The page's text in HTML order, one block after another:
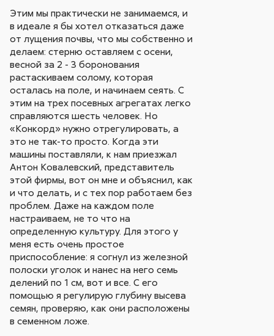
Этим мы практически не занимаемся, и
в идеале я бы хотел отказаться даже
от лущения почвы, что мы собственно и
делаем: стерню оставляем с осени,
весной за 2 - 3 боронования
растаскиваем солому, которая
осталась на поле, и начинаем сеять. С
этим на трех посевных агрегатах легко
справляются шесть человек. Но
«Конкорд» нужно отрегулировать, а
это не так-то просто. Когда эти
машины поставляли, к нам приезжал
Антон Ковалевский, представитель
этой фирмы, вот он мне и объяснил, как
и что делать, и с тех пор работаем без
проблем. Даже на каждом поле
настраиваем, не то что на
определенную культуру. Для этого у
меня есть очень простое
приспособление: я согнул из железной
полоски уголок и нанес на него семь
делений по 1 см, вот и все. С его
помощью я регулирую глубину высева
семян, проверяю, как они расположены
в семенном ложе.